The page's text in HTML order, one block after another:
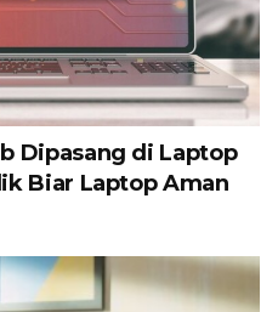
Dipasang di Laptop
Biar Laptop Aman